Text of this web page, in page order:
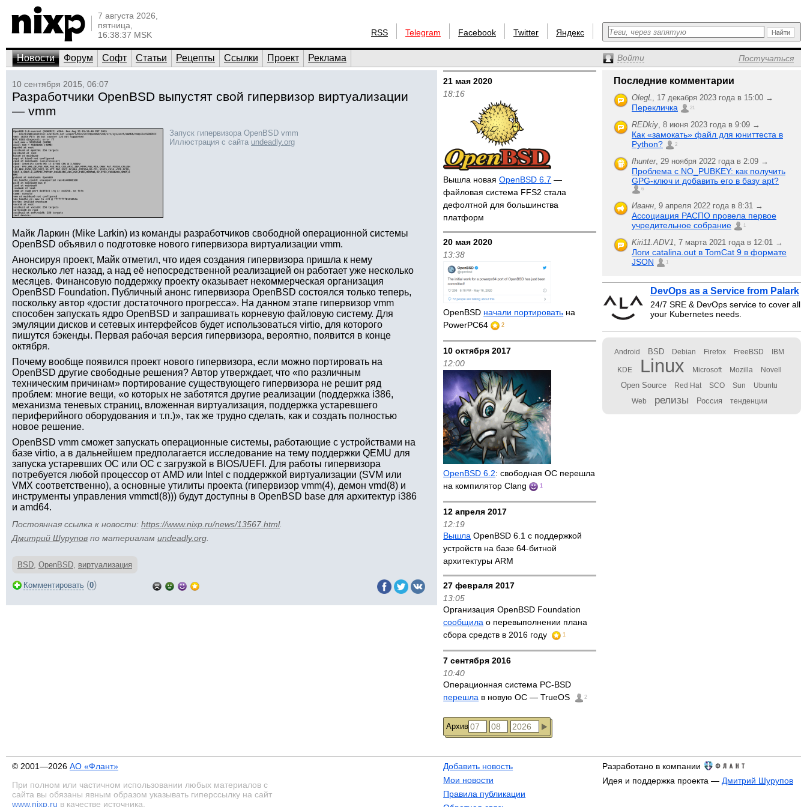
7 августа 2026,
пятница,
16:38:37 MSK
RSS Telegram Facebook Twitter Яндекс
Новости Форум Софт Статьи Рецепты Ссылки Проект Реклама Войти Постучаться
10 сентября 2015, 06:07
Разработчики OpenBSD выпустят свой гипервизор виртуализации
— vmm
Запуск гипервизора OpenBSD vmm
Иллюстрация с сайта undeadly.org
Майк Ларкин (Mike Larkin) из команды разработчиков свободной операционной системы
OpenBSD объявил о подготовке нового гипервизора виртуализации vmm.
Анонсируя проект, Майк отметил, что идея создания гипервизора пришла к нему
несколько лет назад, а над её непосредственной реализацией он работает уже несколько
месяцев. Финансовую поддержку проекту оказывает некоммерческая организация
OpenBSD Foundation. Публичный анонс гипервизора OpenBSD состоялся только теперь,
поскольку автор «достиг достаточного прогресса». На данном этапе гипервизор vmm
способен запускать ядро OpenBSD и запрашивать корневую файловую систему. Для
эмуляции дисков и сетевых интерфейсов будет использоваться virtio, для которого
пишутся бэкенды. Первая рабочая версия гипервизора, вероятно, появится в конце
октября.
Почему вообще появился проект нового гипервизора, если можно портировать на
OpenBSD другие свободные решения? Автор утверждает, что «по различным
техническим причинам» портирование существующего гипервизора не решит ряд
проблем: многие вещи, «о которых не заботятся другие реализации (поддержка i386,
механизма теневых страниц, вложенная виртуализация, поддержка устаревшего
периферийного оборудования и т.п.)», так же трудно сделать, как и создать полностью
новое решение.
OpenBSD vmm сможет запускать операционные системы, работающие с устройствами на
базе virtio, а в дальнейшем предполагается исследование на тему поддержки QEMU для
запуска устаревших ОС или ОС с загрузкой в BIOS/UEFI. Для работы гипервизора
потребуется любой процессор от AMD или Intel с поддержкой виртуализации (SVM или
VMX соответственно), а основные утилиты проекта (гипервизор vmm(4), демон vmd(8) и
инструменты управления vmmctl(8))) будут доступны в OpenBSD base для архитектур i386
и amd64.
Постоянная ссылка к новости: https://www.nixp.ru/news/13567.html.
Дмитрий Шурупов по материалам undeadly.org
BSD, OpenBSD, виртуализация
Комментировать (0)
21 мая 2020
18:16
Вышла новаяOpenBSD 6.7 —
файловая система FFS2 стала
дефолтной для большинства
платформ
20 мая 2020
13:38
OpenBSD начали портировать на
PowerPC64
2
10 октября 2017
12:00
OpenBSD 6.2: свободная ОС перешла
на компилятор Clang
1
12 апреля 2017
12:19
Вышла OpenBSD 6.1 с поддержкой
устройств на базе 64-битной
архитектуры ARM
27 февраля 2017
13:05
Организация OpenBSD Foundation
сообщила о перевыполнении плана
сбора средств в 2016 году
1
7 сентября 2016
10:40
Операционная система PC-BSD
перешла в новую ОС — TrueOS 2
Архив
Последние комментарии
OlegL, 17 декабря 2023 года в 15:00 →
Перекличка 21
REDkiy, 8 июня 2023 года в 9:09 →
Как «замокать» файл для юниттеста в
Python?
2
fhunter, 29 ноября 2022 года в 2:09 →
Проблема с NO_PUBKEY: как получить
GPG-ключ и добавить его в базу apt?
6
Иванн, 9 апреля 2022 года в 8:31 →
Ассоциация РАСПО провела первое
учредительное собрание
1
Kiri11.ADV1, 7 марта 2021 года в 12:01 →
Логи catalina.out в TomCat 9 в формате
JSON
1
DevOps as a Service from Palark
24/7 SRE & DevOps service to cover all
your Kubernetes needs.
Android BSD Debian Firefox FreeBSD IBM
KDE Linux Microsoft Mozilla Novell
Open Source Red Hat SCO Sun Ubuntu
Web релизы Россия тенденции
© 2001—2026 АО «Флант»
При полном или частичном использовании любых материалов с
сайта вы обязаны явным образом указывать гиперссылку на сайт
www.nixp.ru в качестве источника.
Добавить новость
Мои новости
Правила публикации
Разработано в компании
Идея и поддержка проекта — Дмитрий Шурупов